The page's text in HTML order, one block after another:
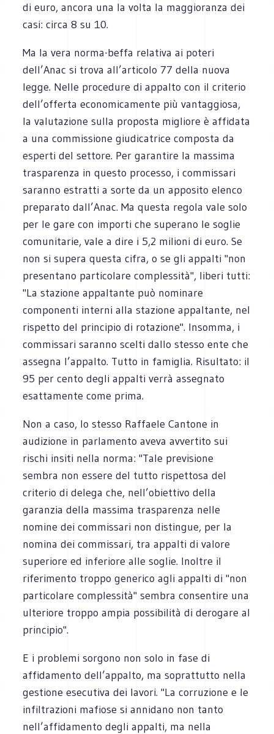
di euro, ancora una la volta la maggioranza dei
casi: circa 8 su 10.
Ma la vera norma-beffa relativa ai poteri
dell’Anac si trova all’articolo 77 della nuova
legge. Nelle procedure di appalto con il criterio
dell’offerta economicamente più vantaggiosa,
la valutazione sulla proposta migliore è affidata
a una commissione giudicatrice composta da
esperti del settore. Per garantire la massima
trasparenza in questo processo, i commissari
saranno estratti a sorte da un apposito elenco
preparato dall’Anac. Ma questa regola vale solo
per le gare con importi che superano le soglie
comunitarie, vale a dire i 5,2 milioni di euro. Se
non si supera questa cifra, o se gli appalti "non
presentano particolare complessità", liberi tutti:
"La stazione appaltante può nominare
componenti interni alla stazione appaltante, nel
rispetto del principio di rotazione". Insomma, i
commissari saranno scelti dallo stesso ente che
assegna l’appalto. Tutto in famiglia. Risultato: il
95 per cento degli appalti verrà assegnato
esattamente come prima.
Non a caso, lo stesso Raffaele Cantone in
audizione in parlamento aveva avvertito sui
rischi insiti nella norma: "Tale previsione
sembra non essere del tutto rispettosa del
criterio di delega che, nell’obiettivo della
garanzia della massima trasparenza nelle
nomine dei commissari non distingue, per la
nomina dei commissari, tra appalti di valore
superiore ed inferiore alle soglie. Inoltre il
riferimento troppo generico agli appalti di "non
particolare complessità" sembra consentire una
ulteriore troppo ampia possibilità di derogare al
principio".
E i problemi sorgono non solo in fase di
affidamento dell’appalto, ma soprattutto nella
gestione esecutiva dei lavori. "La corruzione e le
infiltrazioni mafiose si annidano non tanto
nell’affidamento degli appalti, ma nella